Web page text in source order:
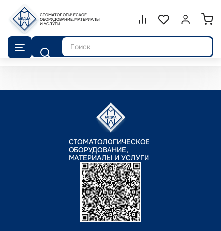
СТОМАТОЛОГИЧЕСКОЕ
ОБОРУДОВАНИЕ, МАТЕРИАЛЫ
И УСЛУГИ
Сравнение.
СписокВойти или
Поиск
СТОМАТОЛОГИЧЕСКОЕ
ОБОРУДОВАНИЕ,
МАТЕРИАЛЫ И УСЛУГИ